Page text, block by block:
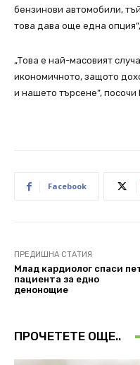
бензинови автомобили,
това дава още една
„Това е най-масовият
икономичното, защото
и нашето търсене”, посочи
Facebook
ПРЕДИШНА СТАТИЯ
Млад кардиолог спаси
пациента за едно
денонощие
ПРОЧЕТЕТЕ ОЩЕ..